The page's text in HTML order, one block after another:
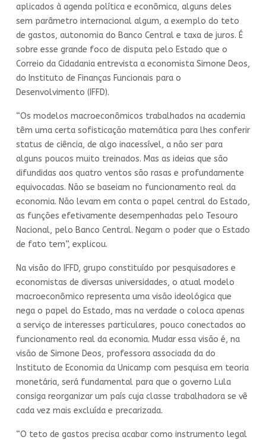
aplicados à agenda política e econômica, alguns deles
sem parâmetro internacional algum, a exemplo do teto
de gastos, autonomia do Banco Central e taxa de juros. É
sobre esse grande foco de disputa pelo Estado que o
Correio da Cidadania entrevista a economista Simone Deos,
do Instituto de Finanças Funcionais para o
Desenvolvimento (IFFD).
“Os modelos macroeconômicos trabalhados na academia
têm uma certa sofisticação matemática para lhes conferir
status de ciência, de algo inacessível, a não ser para
alguns poucos muito treinados. Mas as ideias que são
difundidas aos quatro ventos são rasas e profundamente
equivocadas. Não se baseiam no funcionamento real da
economia. Não levam em conta o papel central do Estado,
as funções efetivamente desempenhadas pelo Tesouro
Nacional, pelo Banco Central. Negam o poder que o Estado
de fato tem”, explicou.
Na visão do IFFD, grupo constituído por pesquisadores e
economistas de diversas universidades, o atual modelo
macroeconômico representa uma visão ideológica que
nega o papel do Estado, mas na verdade o coloca apenas
a serviço de interesses particulares, pouco conectados ao
funcionamento real da economia. Mudar essa visão é, na
visão de Simone Deos, professora associada da do
Instituto de Economia da Unicamp com pesquisa em teoria
monetária, será fundamental para que o governo Lula
consiga reorganizar um país cuja classe trabalhadora se vê
cada vez mais excluída e precarizada.
“O teto de gastos precisa acabar como instrumento legal